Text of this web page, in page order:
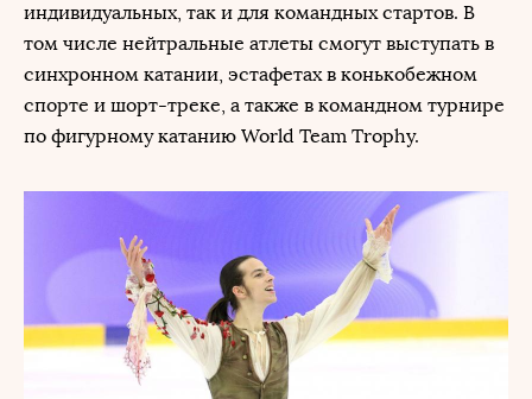
индивидуальных, так и для командных стартов. В
том числе нейтральные атлеты смогут выступать в
синхронном катании, эстафетах в конькобежном
спорте и шорт-треке, а также в командном турнире
по фигурному катанию World Team Trophy.